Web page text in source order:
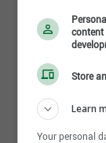
en
Share this
content
Store
Learn
Your personal